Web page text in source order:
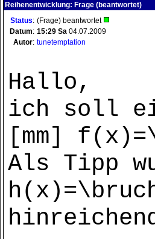
Reihenentwicklung: Frage (beantwortet)
Status: (Frage) beantwortet
Datum: 15:29 Sa 04.07.2009
Autor: tunetemptation
Hallo,
ich soll
[mm]
Als Tipp